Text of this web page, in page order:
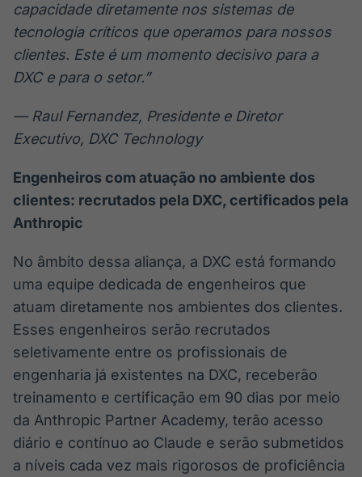
capacidade diretamente nos sistemas de
tecnologia críticos que operamos para nossos
clientes. Este é um momento decisivo para a
DXC e para o setor.”
— Raul Fernandez, Presidente e Diretor
Executivo, DXC Technology
Engenheiros com atuação no ambiente dos
clientes: recrutados pela DXC, certificados pela
Anthropic
No âmbito dessa aliança, a DXC está formando
uma equipe dedicada de engenheiros que
atuam diretamente nos ambientes dos clientes.
Esses engenheiros serão recrutados
seletivamente entre os profissionais de
engenharia já existentes na DXC, receberão
treinamento e certificação em 90 dias por meio
da Anthropic Partner Academy, terão acesso
diário e contínuo ao Claude e serão submetidos
a níveis cada vez mais rigorosos de proficiência